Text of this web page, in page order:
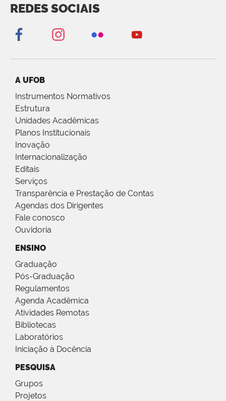
REDES SOCIAIS
A UFOB
Instrumentos Normativos
Estrutura
Unidades Acadêmicas
Planos Institucionais
Inovação
Internacionalização
Editais
Serviços
Transparência e Prestação de Contas
Agendas dos Dirigentes
Fale conosco
Ouvidoria
ENSINO
Graduação
Pós-Graduação
Regulamentos
Agenda Acadêmica
Atividades Remotas
Bibliotecas
Laboratórios
Iniciação à Docência
PESQUISA
Grupos
Projetos